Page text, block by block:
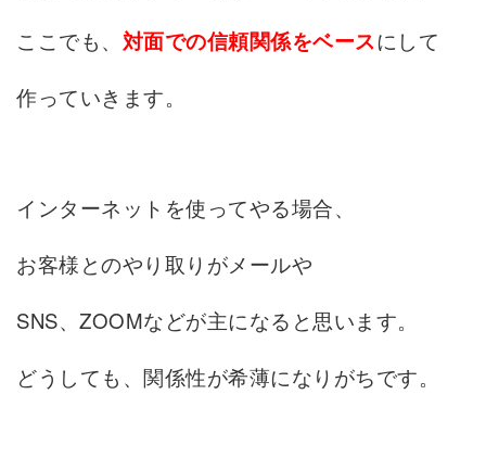
ここでも、
対面での信頼関係をベースにして
作っていきます。
インターネットを使ってやる場合、
お客様とのやり取りがメールや
SNS、ZOOMなどが主になると思います。
どうしても、関係性が希薄になりがちです。